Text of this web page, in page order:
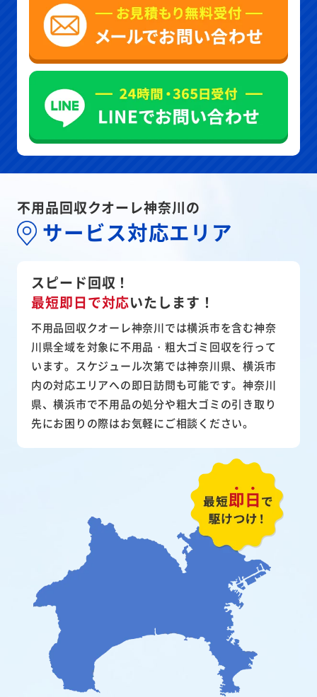
不用品回収クオーレ神奈川の
サービス対応エリア
スピード回収！
最短即日で対応いたします！
不用品回収クオーレ神奈川では横浜市を含む神奈
川県全域を対象に不用品・粗大ゴミ回収を行って
います。スケジュール次第では神奈川県、横浜市
内の対応エリアへの即日訪問も可能です。神奈川
県、横浜市で不用品の処分や粗大ゴミの引き取り
先にお困りの際はお気軽にご相談ください。